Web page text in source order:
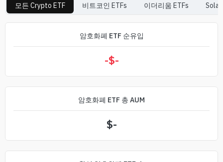
모든 Crypto ETF 비트코인 ETFs 이더리움 ETFs
암호화폐 ETF 순유입
-$-
암호화폐 ETF 총 AUM
$-